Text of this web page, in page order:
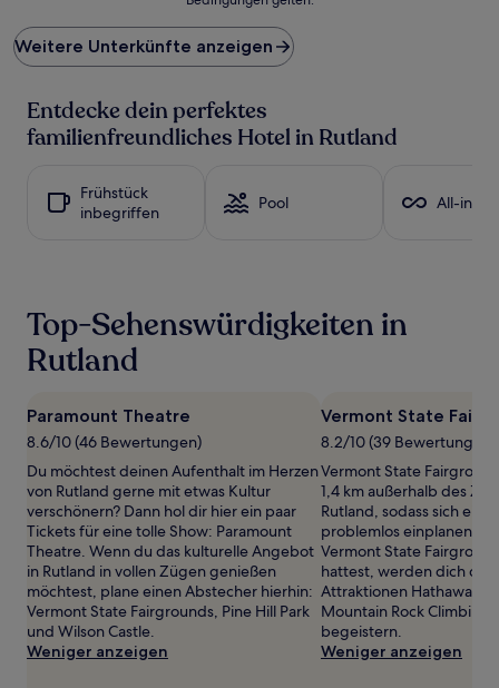
Preis
pro
Nacht,
den
letzten
einen
gefunden
wurde.
Preise
Verfügbarkeiten
können
sich
ändern.
Es
können
zusätzliche
Bedingungen
gelten.
Weitere Unterkünfte anzeigen
Entdecke dein perfektes
familienfreundliches Hotel in Rutland
Frühstück
inbegriffen
Pool All-
Top-Sehenswürdigkeiten in
Rutland
Paramount Theatre
8.6/10 (46 Bewertungen)
Du möchtest deinen Aufenthalt im Herzen
von Rutland gerne mit etwas Kultur
verschönern? Dann hol dir hier ein paar
Tickets für eine tolle Show: Paramount
Theatre. Wenn du das kulturelle Angebot
in Rutland in vollen Zügen genießen
möchtest, plane einen Abstecher hierhin:
Vermont State Fairgrounds, Pine Hill Park
und Wilson Castle.
Weniger anzeigen
Vermont State
8.2/10 (39 Bewertungen)
Vermont State
1,4 km außerhalb des
Rutland, sodass sich ein
problemlos einplanen
Vermont State
hattest, werden dich die
Attraktionen Hathaway
Mountain Rock Climbing
begeistern.
Weniger anzeigen